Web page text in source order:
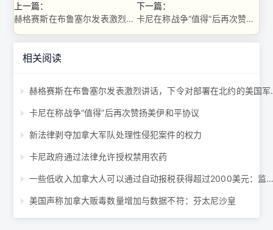
上一篇：
赫格赛斯在布鲁塞尔发表激烈讲话，下令对部署在北约的美国军队进行审查 ...
下一篇：
卡尼在称战争“值得”后再次赞扬美伊和平协议
相关阅读
赫格赛斯在布
卡尼在称战争“值得”后再次赞扬美伊和平协议
新法律剥夺加拿大军队处理性侵犯案件的权力
卡尼政府通过法律允许授权禁用农药
一些低收入加拿大人可以通过自动报税获得超
美国声称加拿大贩毒数量增加与数据不符：芬太尼沙皇